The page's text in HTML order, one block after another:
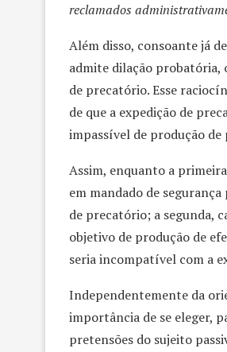
reclamados
Além disso, consoante já
admite dilação probatória,
de precatório. Esse
de que a expedição de
impassível de produção de
Assim, enquanto a
em mandado de
de precatório; a segunda,
objetivo de produção de
seria incompatível com a
Independentemente da
importância de se eleger,
pretensões do sujeito